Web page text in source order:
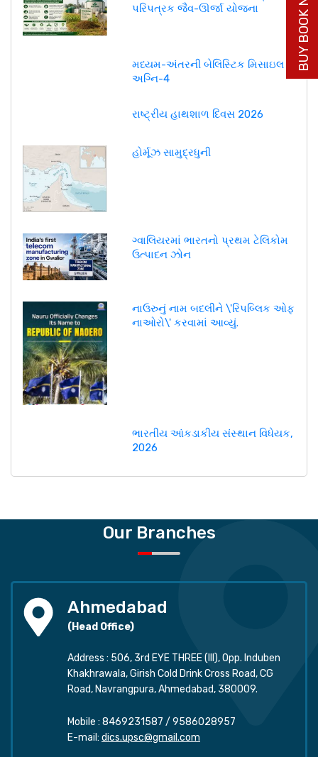
પરિપત્રક જૈવ-ઊર્જા યોજના
મધ્યમ-અંતરની બેલિસ્ટિક મિસાઇલ -
અગ્નિ-4
રાષ્ટ્રીય હાથશાળ દિવસ 2026
હોર્મૂઝ સામુદ્રધુની
ગ્વાલિયરમાં ભારતનો પ્રથમ ટેલિકોમ
ઉત્પાદન ઝોન
નાઉરુનું નામ બદલીને \'રિપબ્લિક ઓફ
નાઓરો\' કરવામાં આવ્યું.
ભારતીય આંકડાકીય સંસ્થાન વિધેયક,
2026
Our Branches
Ahmedabad
(Head Office)
Address : 506, 3rd EYE THREE (III), Opp. Induben
Khakhrawala, Girish Cold Drink Cross Road, CG
Road, Navrangpura, Ahmedabad, 380009.
Mobile : 8469231587 / 9586028957
E-mail: dics.upsc@gmail.com
BUY BOOK NOW